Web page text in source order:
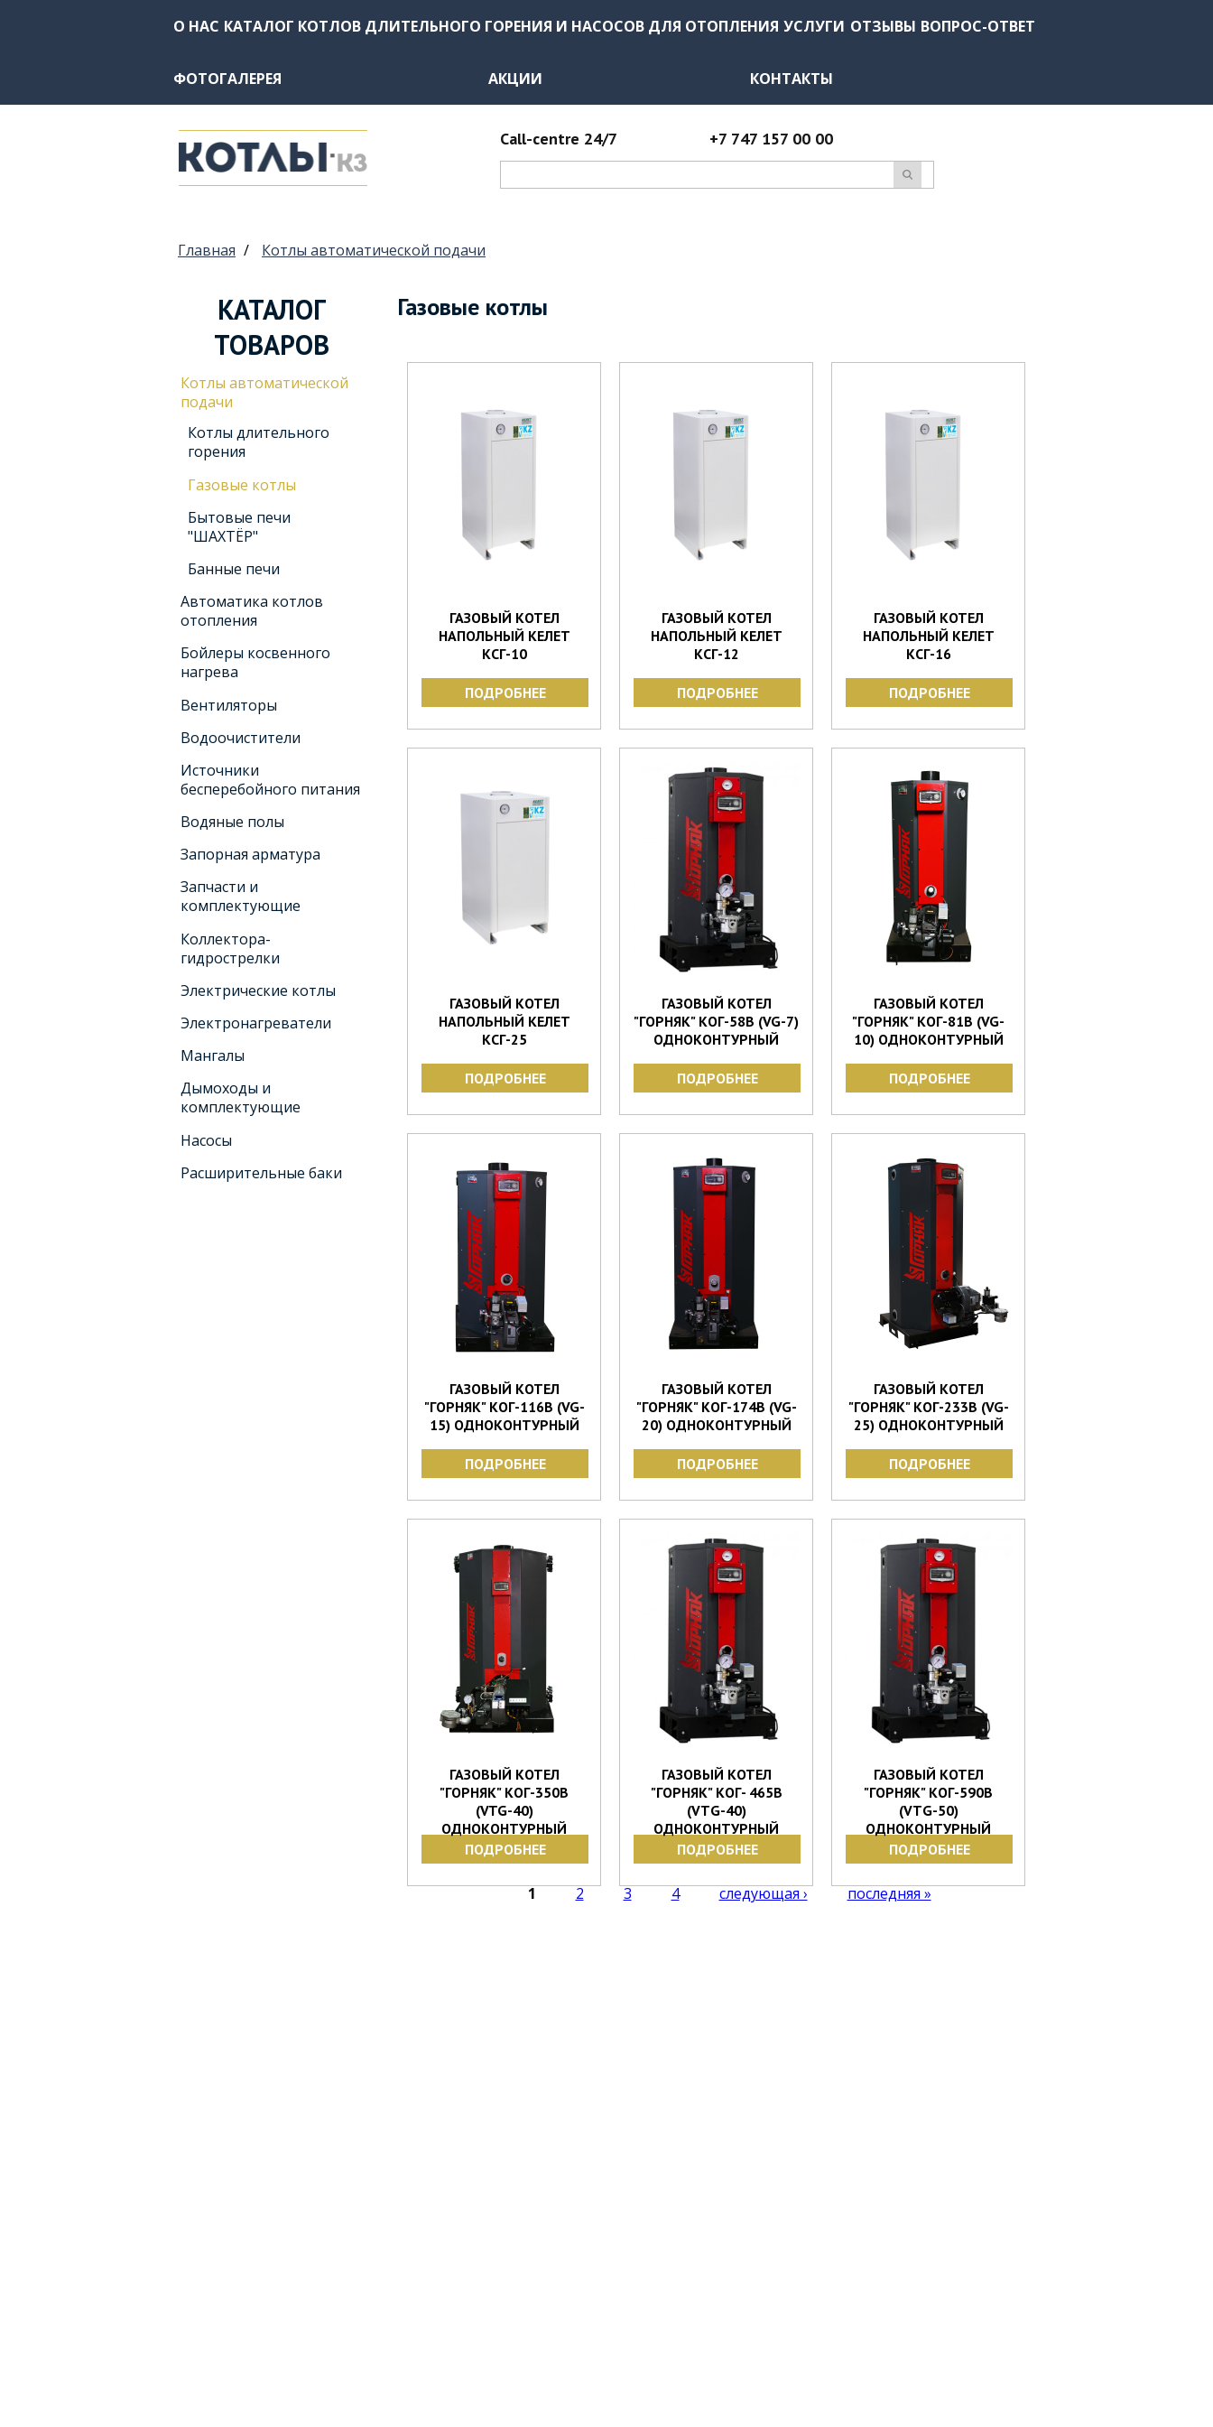
О НАС КАТАЛОГ КОТЛОВ ДЛИТЕЛЬНОГО ГОРЕНИЯ И НАСОСОВ ДЛЯ ОТОПЛЕНИЯ УСЛУГИ ОТЗЫВЫ ВОПРОС-ОТВЕТ
ФОТОГАЛЕРЕЯ АКЦИИ КОНТАКТЫ
Call-centre 24/7 +7 747 157 00 00
Главная / Котлы автоматической подачи
КАТАЛОГ
ТОВАРОВ
Котлы автоматической
подачи
Котлы длительного
горения
Газовые котлы
Бытовые печи
"ШАХТЁР"
Банные печи
Автоматика котлов
отопления
Бойлеры косвенного
нагрева
Вентиляторы
Водоочистители
Источники
бесперебойного питания
Водяные полы
Запорная арматура
Запчасти и
комплектующие
Коллектора-
гидрострелки
Электрические котлы
Электронагреватели
Мангалы
Дымоходы и
комплектующие
Насосы
Расширительные баки
Газовые котлы
ГАЗОВЫЙ КОТЕЛ
НАПОЛЬНЫЙ КЕЛЕТ
КСГ-10
ПОДРОБНЕЕ
ГАЗОВЫЙ КОТЕЛ
НАПОЛЬНЫЙ КЕЛЕТ
КСГ-12
ПОДРОБНЕЕ
ГАЗОВЫЙ КОТЕЛ
НАПОЛЬНЫЙ КЕЛЕТ
КСГ-16
ПОДРОБНЕЕ
ГАЗОВЫЙ КОТЕЛ
НАПОЛЬНЫЙ КЕЛЕТ
КСГ-25
ПОДРОБНЕЕ
ГАЗОВЫЙ КОТЕЛ
"ГОРНЯК" КОГ-58В (VG-7)
ОДНОКОНТУРНЫЙ
ПОДРОБНЕЕ
ГАЗОВЫЙ КОТЕЛ
"ГОРНЯК" КОГ-81В (VG-
10) ОДНОКОНТУРНЫЙ
ПОДРОБНЕЕ
ГАЗОВЫЙ КОТЕЛ
"ГОРНЯК" КОГ-116В (VG-
15) ОДНОКОНТУРНЫЙ
ПОДРОБНЕЕ
ГАЗОВЫЙ КОТЕЛ
"ГОРНЯК" КОГ-174В (VG-
20) ОДНОКОНТУРНЫЙ
ПОДРОБНЕЕ
ГАЗОВЫЙ КОТЕЛ
"ГОРНЯК" КОГ-233В (VG-
25) ОДНОКОНТУРНЫЙ
ПОДРОБНЕЕ
ГАЗОВЫЙ КОТЕЛ
"ГОРНЯК" КОГ-350В
(VTG-40)
ОДНОКОНТУРНЫЙ
ПОДРОБНЕЕ
ГАЗОВЫЙ КОТЕЛ
"ГОРНЯК" КОГ- 465В
(VТG-40)
ОДНОКОНТУРНЫЙ
ПОДРОБНЕЕ
ГАЗОВЫЙ КОТЕЛ
"ГОРНЯК" КОГ-590В
(VТG-50)
ОДНОКОНТУРНЫЙ
ПОДРОБНЕЕ
1 2 3 4 следующая › последняя »